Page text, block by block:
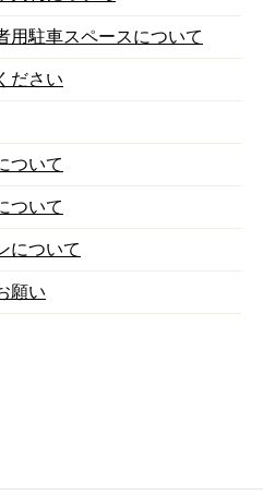
用駐車スペースについて
ださい
ついて
ついて
について
願い